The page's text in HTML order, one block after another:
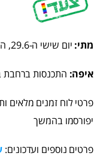
מתי: יום שישי ה-29.6, החל משעה 11:30 בבוקר
איפה: התכנסות ברחבת
פרטי לוח זמנים מלאים
יפורסמו בהמשך
פרטים נוספים ועדכונים: